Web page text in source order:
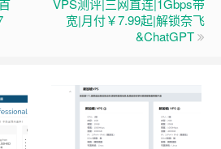
VPS测评|三网直连|1Gbps带
宽|月付￥7.99起|解锁奈飞
&ChatGPT